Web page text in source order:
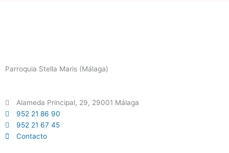
Parroquia Stella Maris (Málaga)
Alameda Principal, 29, 29001 Málaga
952 21 86 90
952 21 67 45
Contacto